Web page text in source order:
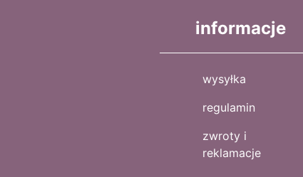
informacje
wysyłka
regulamin
zwroty i
reklamacje